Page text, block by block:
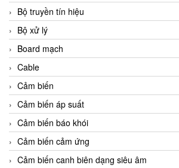
Bộ truyền tín hiệu
Bộ xử lý
Board mạch
Cable
Cảm biến
Cảm biến áp suất
Cảm biến báo khói
Cảm biến cảm ứng
Cảm biến canh biên dạng siêu âm